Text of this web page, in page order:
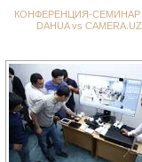
КОНФЕРЕНЦИЯ-СЕМИНАР
DAHUA vs CAMERA.UZ